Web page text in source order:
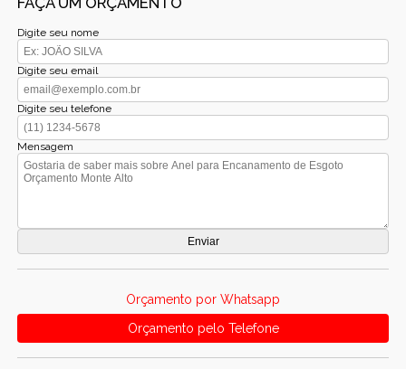
Digite seu nome
Digite seu email
Digite seu telefone
Mensagem
Orçamento por Whatsapp
Orçamento pelo Telefone